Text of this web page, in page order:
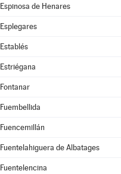
Espinosa de Henares
Esplegares
Establés
Estriégana
Fontanar
Fuembellida
Fuencemillán
Fuentelahiguera de Albatages
Fuentelencina